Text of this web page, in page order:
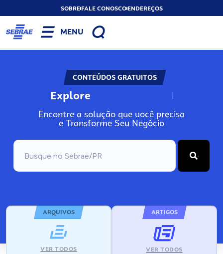
SOBREFALE CONOSCOENDEREÇOS
MENU
CONTEÚDOS GRATUITOS
Explore N
Encontre a solução que você precisa
e Transforme Seu Negócio
ARQUIVOS
VER TODOS
ARTIGOS
VER TODOS